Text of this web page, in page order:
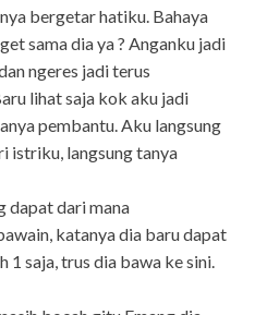
bergetar hatiku. Bahaya
sama dia ya ? Anganku jadi
ngeres jadi terus
lihat saja kok aku jadi
pembantu. Aku langsung
istriku, langsung tanya
dapat dari mana
katanya dia baru dapat
1 saja, trus dia bawa ke sini.